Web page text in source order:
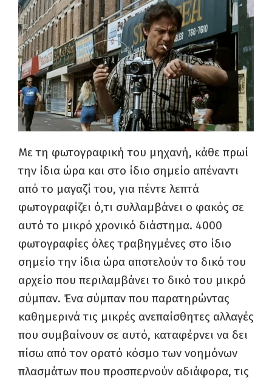
Με τη φωτογραφική του μηχανή, κάθε πρωί
την ίδια ώρα και στο ίδιο σημείο απέναντι
από το μαγαζί του, για πέντε λεπτά
φωτογραφίζει ό,τι συλλαμβάνει ο φακός σε
αυτό το μικρό χρονικό διάστημα. 4000
φωτογραφίες όλες τραβηγμένες στο ίδιο
σημείο την ίδια ώρα αποτελούν το δικό του
αρχείο που περιλαμβάνει το δικό του μικρό
σύμπαν. Ένα σύμπαν που παρατηρώντας
καθημερινά τις μικρές ανεπαίσθητες αλλαγές
που συμβαίνουν σε αυτό, καταφέρνει να δει
πίσω από τον ορατό κόσμο των νοημόνων
πλασμάτων που προσπερνούν αδιάφορα, τις